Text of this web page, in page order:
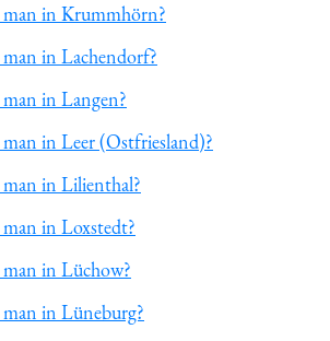
in Krummhörn?
in Lachendorf?
in Langen?
in Leer (Ostfriesland)?
in Lilienthal?
in Loxstedt?
in Lüchow?
in Lüneburg?